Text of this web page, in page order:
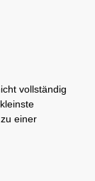
vollständig
einer